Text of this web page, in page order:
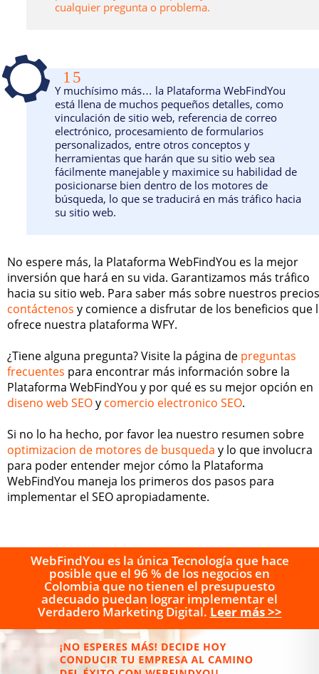
cualquier pregunta o problema.
15
Y muchísimo más… la Plataforma WebFindYou
está llena de muchos pequeños detalles, como
vinculación de sitio web, referencia de correo
electrónico, procesamiento de formularios
personalizados, entre otros conceptos y
herramientas que harán que su sitio web sea
fácilmente manejable y maximice su habilidad de
posicionarse bien dentro de los motores de
búsqueda, lo que se traducirá en más tráfico hacia
su sitio web.
No espere más, la Plataforma WebFindYou es la mejor
inversión que hará en su vida. Garantizamos más tráfico
hacia su sitio web. Para saber más sobre nuestros precios
contáctenos y comience a disfrutar de los beneficios que
ofrece nuestra plataforma WFY.
¿Tiene alguna pregunta? Visite la página de preguntas
frecuentes para encontrar más información sobre la
Plataforma WebFindYou y por qué es su mejor opción en
diseno web SEOy comercio electronico SEO.
Si no lo ha hecho, por favor lea nuestro resumen sobre
optimizacion de motores de busqueda y lo que involucra
para poder entender mejor cómo la Plataforma
WebFindYou maneja los primeros dos pasos para
implementar el SEO apropiadamente.
WebFindYou es la única Tecnología que hace
posible que el 96 % de los negocios en
Colombia que no tienen el presupuesto
adecuado puedan lograr implementar el
Verdadero Marketing Digital. Leer más >>